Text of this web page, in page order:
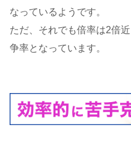
なっているようです。
ただ、それでも倍率は2倍
争率となっています。